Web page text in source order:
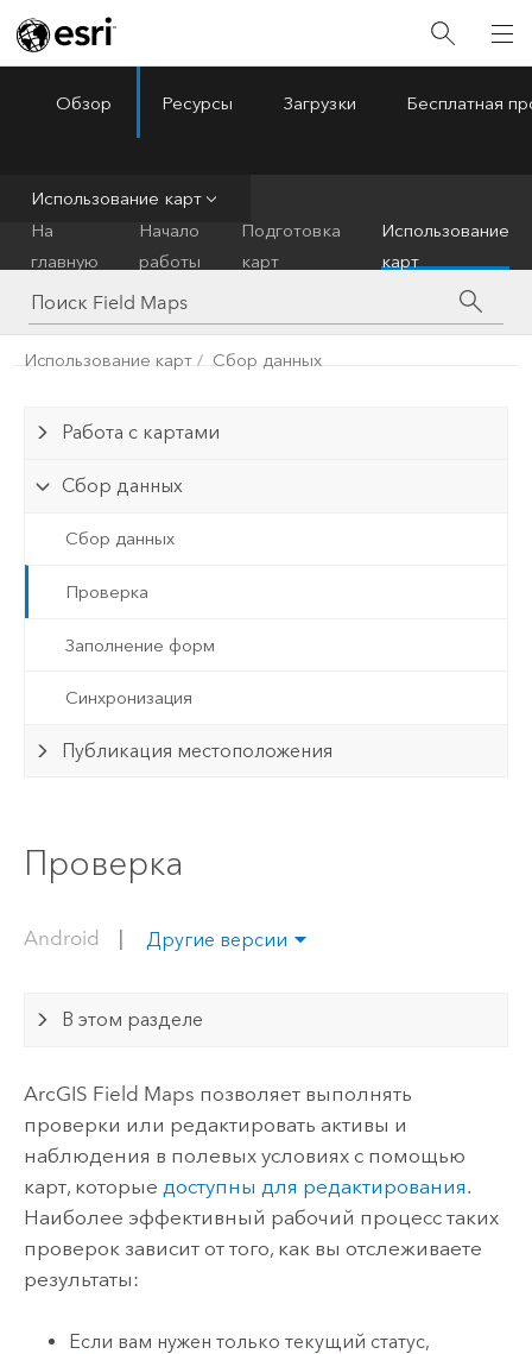
ArcGIS Field Maps
Обзор Ресурсы Загрузки Бесплатная
Использование карт
На
главную
Начало
работы
Подготовка
карт
Использование
карт
Использование карт Сбор данных
Работа с картами
Сбор данных
Сбор данных
Проверка
Заполнение форм
Синхронизация
Публикация местоположения
Проверка
Android Другие версии
В этом разделе
ArcGIS Field Maps позволяет выполнять
проверки или редактировать активы и
наблюдения в полевых условиях с помощью
карт, которые доступны для редактирования.
Наиболее эффективный рабочий процесс таких
проверок зависит от того, как вы отслеживаете
результаты:
Если вам нужен только текущий статус,